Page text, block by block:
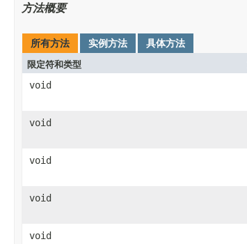
方法概要
所有方法 实例方法 具体方法
限定符和类型
void
void
void
void
void